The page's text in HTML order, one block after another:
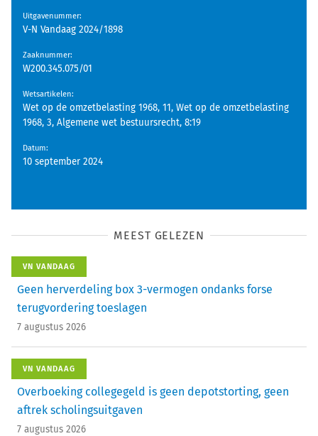
Uitgavenummer:
V-N Vandaag 2024/1898
Zaaknummer:
W200.345.075/01
Wetsartikelen:
Wet op de omzetbelasting 1968, 11, Wet op de omzetbelasting
1968, 3, Algemene wet bestuursrecht, 8:19
Datum:
10 september 2024
MEEST GELEZEN
VN VANDAAG
Geen herverdeling box 3-vermogen ondanks forse
terugvordering toeslagen
7 augustus 2026
VN VANDAAG
Overboeking collegegeld is geen depotstorting, geen
aftrek scholingsuitgaven
7 augustus 2026